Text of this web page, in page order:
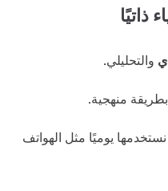
ذاتيًا
والتحليلي.
بطريقة منهجية.
يوميًا مثل الهواتف